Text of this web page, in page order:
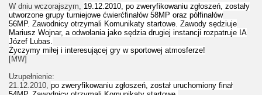
W dniu wczorajszym, 19.12.2010, po zweryfikowaniu zgłoszeń, zostały
utworzone grupy turniejowe ćwierćfinałów 58MP oraz półfinałów
56MP. Zawodnicy otrzymali Komunikaty startowe. Zawody sędziuje
Mariusz Wojnar, a odwołania jako sędzia drugiej instancji rozpatruje IA
Józef Lubas.
Życzymy miłej i interesującej gry w sportowej atmosferze!
[MW]
Uzupełnienie:
21.12.2010, po zweryfikowaniu zgłoszeń, został uruchomiony finał